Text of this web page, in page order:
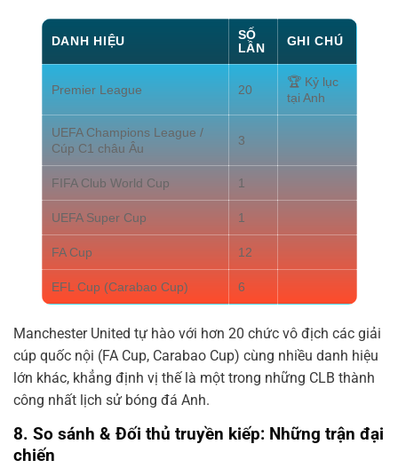
DANH HIỆU
SỐ
LẦN
GHI CHÚ
Premier League 20
🏆 Kỷ lục
tại Anh
UEFA Champions League /
Cúp C1 châu Âu
3
FIFA Club World Cup 1
UEFA Super Cup 1
FA Cup 12
EFL Cup (Carabao Cup) 6
Manchester United tự hào với hơn 20 chức vô địch các giải
cúp quốc nội (FA Cup, Carabao Cup) cùng nhiều danh hiệu
lớn khác, khẳng định vị thế là một trong những CLB thành
công nhất lịch sử bóng đá Anh.
8. So sánh & Đối thủ truyền kiếp: Những trận đại
chiến